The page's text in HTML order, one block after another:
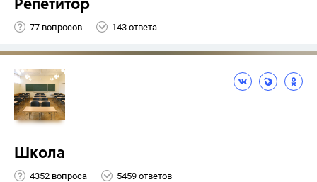
Репетитор
77 вопросов 143 ответа
Школа
4352 вопроса 5459 ответов